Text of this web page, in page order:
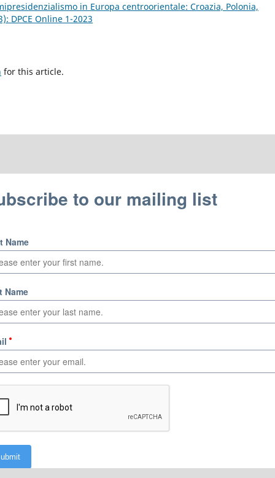
in Europa centroorientale: Croazia, Polonia,
DPCE Online 1-2023
for this article.